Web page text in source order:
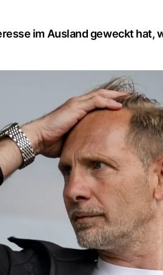
im Ausland geweckt hat,